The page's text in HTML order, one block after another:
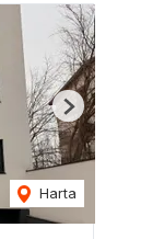
Harta
Next